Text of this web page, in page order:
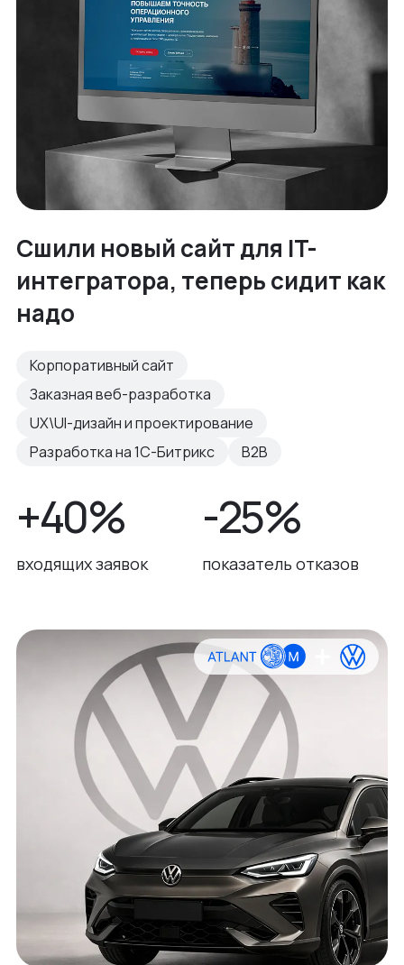
Сшили новый сайт для IT-
интегратора, теперь сидит как
надо
Корпоративный сайт
Заказная веб-разработка
UX\UI-дизайн и проектирование
Разработка на 1С-Битрикс
B2B
+40%
входящих заявок
-25%
показатель отказов